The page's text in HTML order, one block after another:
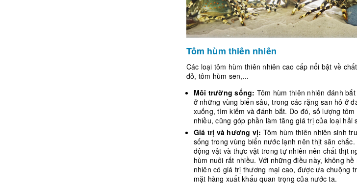
Tôm hùm thiên nhiên
Các loại tôm hùm thiên nhiên cao cấp nổi bật về
đỏ, tôm hùm sen,...
Môi trường sống: Tôm hùm thiên nhiên đánh
ở những vùng biển sâu, trong các rặng san hô ở
xuống, tìm kiếm và đánh bắt. Do đó, số lượng
nhiều, cũng góp phần làm tăng giá trị của loại hải
Giá trị và hương vị: Tôm hùm thiên nhiên sinh
sống trong vùng biển nước lạnh nên thịt săn
động vật và thực vật trong tự nhiên nên chất thịt
hùm nuôi rất nhiều. Với những điều này, không
nhiên có giá trị thương mại cao, được ưa chuộng
mặt hàng xuất khẩu quan trọng của nước ta.